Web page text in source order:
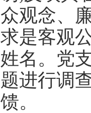
众观念、
求是客观
姓名。党
题进行调
馈。